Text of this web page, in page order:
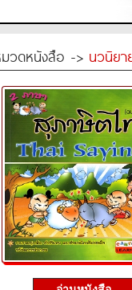
วดหนังสือ -> นวนิยา